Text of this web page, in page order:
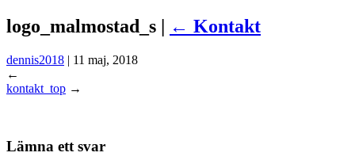
logo_malmostad_s | ← Kontakt
dennis2018 | 11 maj, 2018
←
kontakt_top →
Lämna ett svar